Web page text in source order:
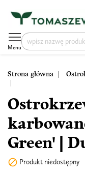
Menu
Strona główna
Green' |
 Produkt niedostępny